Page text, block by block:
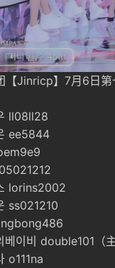
【Jinricp】7月6日第
ll08ll28
ee5844
lorins2002
ss021210
이비 double101（主
o111na